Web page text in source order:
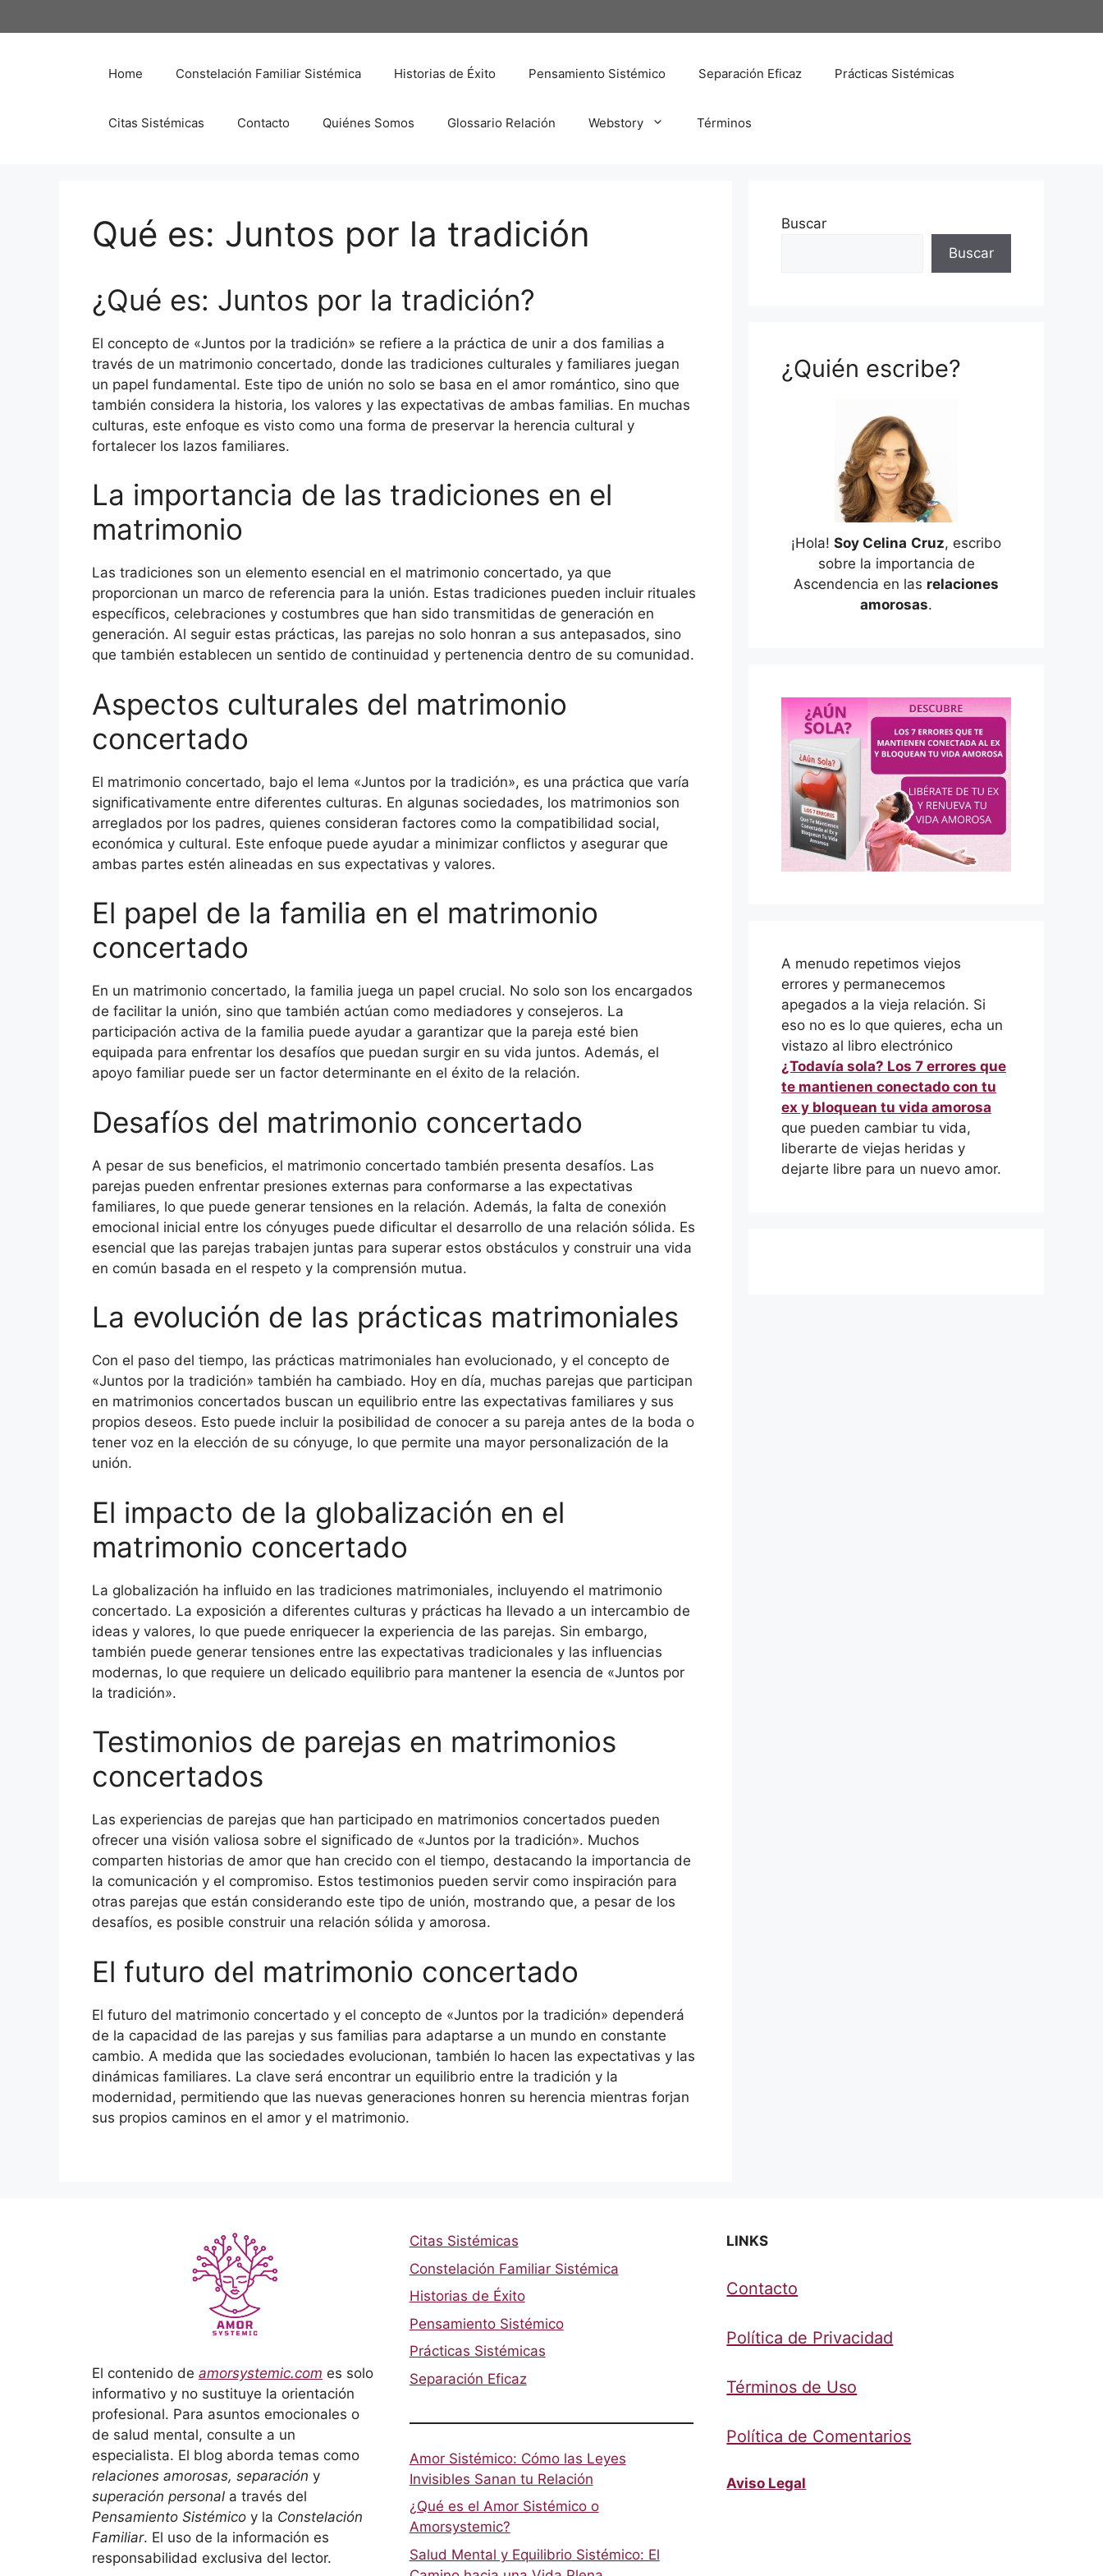
al
Home Constelación Familiar Sistémica Historias de Éxito Pensamiento Sistémico Separación Eficaz Prácticas Sistémicas
Citas Sistémicas Contacto Quiénes Somos Glossario Relación Webstory Términos
Qué es: Juntos por la tradición
¿Qué es: Juntos por la tradición?
El concepto de «Juntos por la tradición» se refiere a la práctica de unir a dos familias a
través de un matrimonio concertado, donde las tradiciones culturales y familiares juegan
un papel fundamental. Este tipo de unión no solo se basa en el amor romántico, sino que
también considera la historia, los valores y las expectativas de ambas familias. En muchas
culturas, este enfoque es visto como una forma de preservar la herencia cultural y
fortalecer los lazos familiares.
La importancia de las tradiciones en el
matrimonio
Las tradiciones son un elemento esencial en el matrimonio concertado, ya que
proporcionan un marco de referencia para la unión. Estas tradiciones pueden incluir rituales
específicos, celebraciones y costumbres que han sido transmitidas de generación en
generación. Al seguir estas prácticas, las parejas no solo honran a sus antepasados, sino
que también establecen un sentido de continuidad y pertenencia dentro de su comunidad.
Aspectos culturales del matrimonio
concertado
El matrimonio concertado, bajo el lema «Juntos por la tradición», es una práctica que varía
significativamente entre diferentes culturas. En algunas sociedades, los matrimonios son
arreglados por los padres, quienes consideran factores como la compatibilidad social,
económica y cultural. Este enfoque puede ayudar a minimizar conflictos y asegurar que
ambas partes estén alineadas en sus expectativas y valores.
El papel de la familia en el matrimonio
concertado
En un matrimonio concertado, la familia juega un papel crucial. No solo son los encargados
de facilitar la unión, sino que también actúan como mediadores y consejeros. La
participación activa de la familia puede ayudar a garantizar que la pareja esté bien
equipada para enfrentar los desafíos que puedan surgir en su vida juntos. Además, el
apoyo familiar puede ser un factor determinante en el éxito de la relación.
Desafíos del matrimonio concertado
A pesar de sus beneficios, el matrimonio concertado también presenta desafíos. Las
parejas pueden enfrentar presiones externas para conformarse a las expectativas
familiares, lo que puede generar tensiones en la relación. Además, la falta de conexión
emocional inicial entre los cónyuges puede dificultar el desarrollo de una relación sólida. Es
esencial que las parejas trabajen juntas para superar estos obstáculos y construir una vida
en común basada en el respeto y la comprensión mutua.
La evolución de las prácticas matrimoniales
Con el paso del tiempo, las prácticas matrimoniales han evolucionado, y el concepto de
«Juntos por la tradición» también ha cambiado. Hoy en día, muchas parejas que participan
en matrimonios concertados buscan un equilibrio entre las expectativas familiares y sus
propios deseos. Esto puede incluir la posibilidad de conocer a su pareja antes de la boda o
tener voz en la elección de su cónyuge, lo que permite una mayor personalización de la
unión.
El impacto de la globalización en el
matrimonio concertado
La globalización ha influido en las tradiciones matrimoniales, incluyendo el matrimonio
concertado. La exposición a diferentes culturas y prácticas ha llevado a un intercambio de
ideas y valores, lo que puede enriquecer la experiencia de las parejas. Sin embargo,
también puede generar tensiones entre las expectativas tradicionales y las influencias
modernas, lo que requiere un delicado equilibrio para mantener la esencia de «Juntos por
la tradición».
Testimonios de parejas en matrimonios
concertados
Las experiencias de parejas que han participado en matrimonios concertados pueden
ofrecer una visión valiosa sobre el significado de «Juntos por la tradición». Muchos
comparten historias de amor que han crecido con el tiempo, destacando la importancia de
la comunicación y el compromiso. Estos testimonios pueden servir como inspiración para
otras parejas que están considerando este tipo de unión, mostrando que, a pesar de los
desafíos, es posible construir una relación sólida y amorosa.
El futuro del matrimonio concertado
El futuro del matrimonio concertado y el concepto de «Juntos por la tradición» dependerá
de la capacidad de las parejas y sus familias para adaptarse a un mundo en constante
cambio. A medida que las sociedades evolucionan, también lo hacen las expectativas y las
dinámicas familiares. La clave será encontrar un equilibrio entre la tradición y la
modernidad, permitiendo que las nuevas generaciones honren su herencia mientras forjan
sus propios caminos en el amor y el matrimonio.
Buscar
Buscar
¿Quién escribe?
¡Hola! Soy Celina Cruz, escribo
sobre la importancia de
Ascendencia en las relaciones
amorosas.
A menudo repetimos viejos
errores y permanecemos
apegados a la vieja relación. Si
eso no es lo que quieres, echa un
vistazo al libro electrónico
¿Todavía sola? Los 7 errores que
te mantienen conectado con tu
ex y bloquean tu vida amorosa
que pueden cambiar tu vida,
liberarte de viejas heridas y
dejarte libre para un nuevo amor.
El contenido de amorsystemic.com es solo
informativo y no sustituye la orientación
profesional. Para asuntos emocionales o
de salud mental, consulte a un
especialista. El blog aborda temas como
relaciones amorosas, separación y
superación personal a través del
Pensamiento Sistémico y la Constelación
Familiar. El uso de la información es
responsabilidad exclusiva del lector.
Citas Sistémicas
Constelación Familiar Sistémica
Historias de Éxito
Pensamiento Sistémico
Prácticas Sistémicas
Separación Eficaz
Amor Sistémico: Cómo las Leyes
Invisibles Sanan tu Relación
¿Qué es el Amor Sistémico o
Amorsystemic?
Salud Mental y Equilibrio Sistémico: El
LINKS
Contacto
Política de Privacidad
Términos de Uso
Política de Comentarios
Aviso Legal